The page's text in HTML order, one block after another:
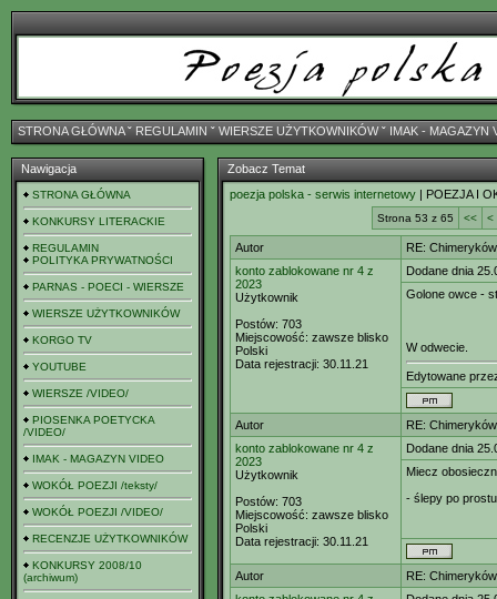
STRONA GŁÓWNAˇ REGULAMIN ˇ WIERSZE UŻYTKOWNIKÓWˇ IMAK - MAGAZYN
Nawigacja
STRONA GŁÓWNA
KONKURSY LITERACKIE
REGULAMIN
POLITYKA PRYWATNOŚCI
PARNAS - POECI - WIERSZE
WIERSZE UŻYTKOWNIKÓW
KORGO TV
YOUTUBE
WIERSZE /VIDEO/
PIOSENKA POETYCKA
/VIDEO/
IMAK - MAGAZYN VIDEO
WOKÓŁ POEZJI /teksty/
WOKÓŁ POEZJI /VIDEO/
RECENZJE UŻYTKOWNIKÓW
KONKURSY 2008/10
(archiwum)
Zobacz Temat
poezja polska - serwis internetowy | POEZJA I
Strona 53 z 65 << <
Autor
RE:
konto zablokowane nr 4 z
2023
Użytkownik
Postów: 703
Miejscowość: zawsze blisko
Polski
Data rejestracji: 30.11.21
Dodane dnia
Golone owce -
W odwecie.
Edytowane
Autor
RE:
konto zablokowane nr 4 z
2023
Użytkownik
Postów: 703
Miejscowość: zawsze blisko
Polski
Data rejestracji: 30.11.21
Dodane dnia
Miecz
- ślepy po
Autor
RE: